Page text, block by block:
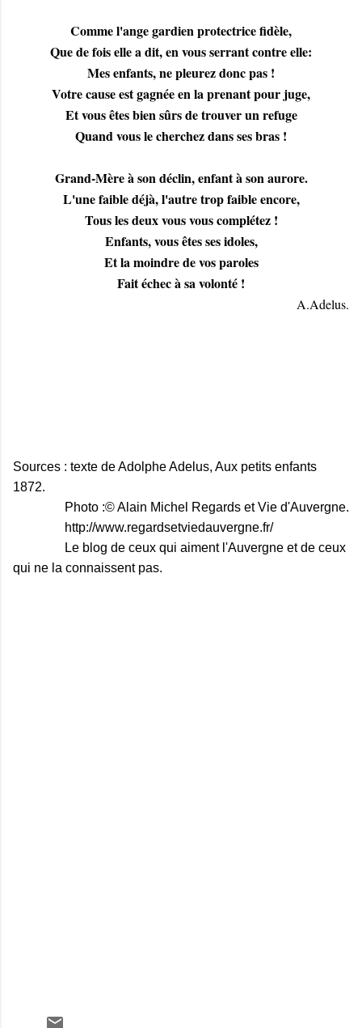
Comme l'ange gardien protectrice fidèle,
Que de fois elle a dit, en vous serrant contre elle:
Mes enfants, ne pleurez donc pas !
Votre cause est gagnée en la prenant pour juge,
Et vous êtes bien sûrs de trouver un refuge
Quand vous le cherchez dans ses bras !
Grand-Mère à son déclin, enfant à son aurore.
L'une faible déjà, l'autre trop faible encore,
Tous les deux vous vous complétez !
Enfants, vous êtes ses idoles,
Et la moindre de vos paroles
Fait échec à sa volonté !
A.Adelus.
Sources : texte de Adolphe Adelus, Aux petits enfants
1872.
Photo :© Alain Michel Regards et Vie d'Auvergne.
http://www.regardsetviedauvergne.fr/
Le blog de ceux qui aiment l'Auvergne et de ceux
qui ne la connaissent pas.